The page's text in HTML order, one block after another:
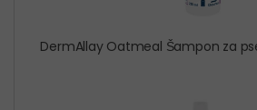
DermAllay Oatmeal Šampon za